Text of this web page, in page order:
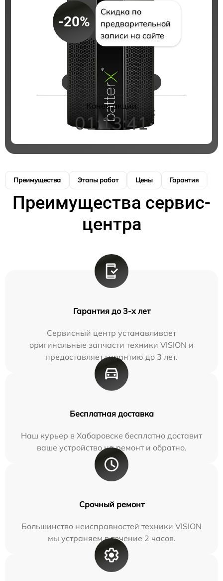
-20%
Скидка по
предварительной
записи на сайте
Цены на ремонт
Конец акции
01:13:40
Преимущества Этапы работ Цены Гарантия
Преимущества сервис-
центра
Гарантия до 3-х лет
Сервисный центр устанавливает
оригинальные запчасти техники VISION и
предоставляет гарантию до 3 лет.
Бесплатная доставка
Наш курьер в Хабаровске бесплатно доставит
ваше устройство на ремонт и обратно.
Срочный ремонт
Большинство неисправностей техники VISION
мы устраняем в течение 2 часов.